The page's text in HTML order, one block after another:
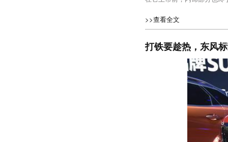
>>查看全文
打铁要趁热，东风